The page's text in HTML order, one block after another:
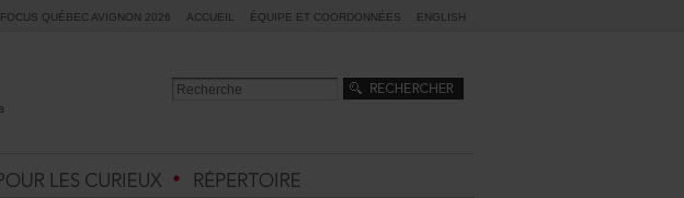
FOCUSQUÉBECAVIGNON2026 ACCUEIL ÉQUIPEETCOORDONNÉES ENGLISH